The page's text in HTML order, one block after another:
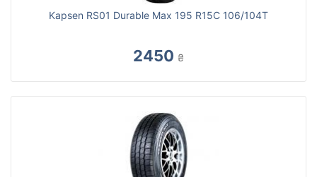
Kapsen RS01 Durable Max 195 R15C 106/104T
2450 ₴